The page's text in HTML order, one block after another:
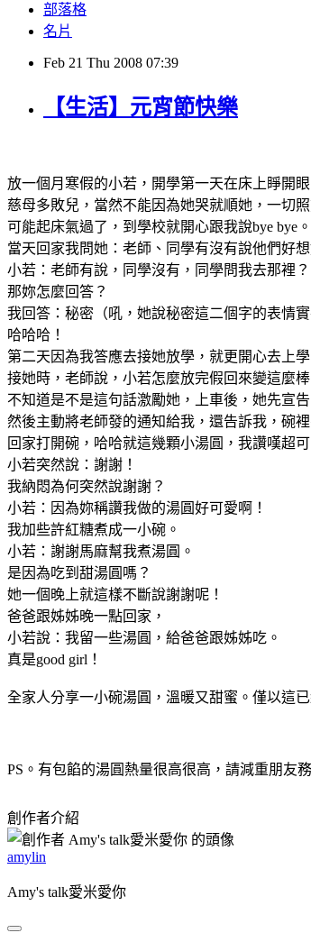
部落格
名片
Feb 21 Thu 2008 07:39
【生活】元宵節快樂
放一個月寒假的小若，開學第一天在床上睜開
慈母多敗兒，當然不能因為她哭就順她，一切
可能起床氣過了，到學校就開心跟我說bye bye。
當天回家我問她：老師、同學有沒有說他們好想
小若：老師有說，同學沒有，同學問我去那裡？
那妳怎麼回答？
我回答：秘密（吼，她說秘密這二個字的表情實
哈哈哈！
第二天因為我答應去接她放學，就更開心去上學
接她時，老師說，小若怎麼放完假回來變這麼棒
不知道是不是這句話激勵她，上車後，她先宣
然後主動將老師發的通知給我，還告訴我，碗
回家打開碗，哈哈就這幾顆小湯圓，我讚嘆超可
小若突然說：謝謝！
我納悶為何突然說謝謝？
小若：因為妳稱讚我做的湯圓好可愛啊！
我加些許紅糖煮成一小碗。
小若：謝謝馬麻幫我煮湯圓。
是因為吃到甜湯圓嗎？
她一個晚上就這樣不斷說謝謝呢！
爸爸跟姊姊晚一點回家，
小若說：我留一些湯圓，給爸爸跟姊姊吃。
真是good girl！
全家人分享一小碗湯圓，溫暖又甜蜜。僅以這
PS。有包餡的湯圓熱量很高很高，請減重朋友
創作者介紹
amylin
Amy's talk愛米愛你